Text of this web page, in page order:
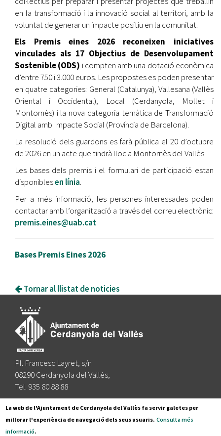
en la transformació i la innovació social al territori, amb la
voluntat de generar un impacte positiu en la comunitat.
Els Premis eines 2026 reconeixen iniciatives
vinculades als 17 Objectius de Desenvolupament
Sostenible (ODS) i compten amb una dotació econòmica
d’entre 750 i 3.000 euros. Les propostes es poden presentar
en quatre categories: General (Catalunya), Vallesana (Vallès
Oriental i Occidental), Local (Cerdanyola, Mollet i
Montornès) i la nova categoria temàtica de Transformació
Digital amb Impacte Social (Província de Barcelona).
La resolució dels guardons es farà pública el 20 d’octubre
de 2026 en un acte que tindrà lloc a Montornès del Vallès.
Les bases dels premis i el formulari de participació estan
disponiblesen línia.
Per a més informació, les persones interessades poden
contactar amb l’organització a través del correu electrònic:
premis.eines@uab.cat
Bases Premis Eines 2026
Tornar al llistat de noticies
Pl. Francesc Layret, s/n
08290 Cerdanyola del Vallès,
Tel. 935 80 88 88
Segueix-nos a:
La web de l'Ajuntament de Cerdanyola del Vallès fa servir galetes per
millorar l'experiència de navegació dels seus usuaris. Consulta més
informació.